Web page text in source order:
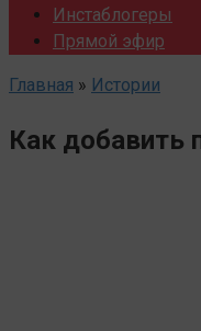
Инстаблогеры
Прямой эфир
Главная » Истории
Как добавить